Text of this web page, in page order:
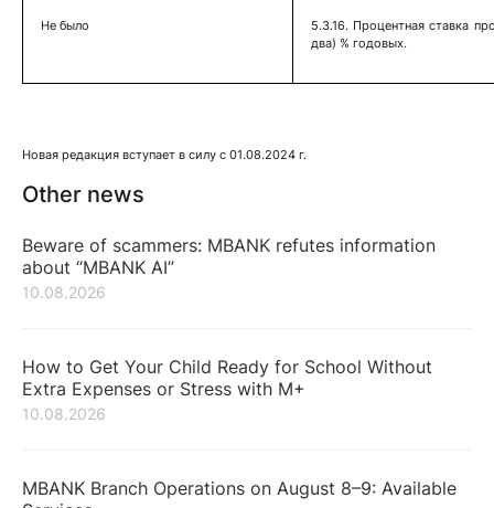
Не было
5.3.16. Процентная ставка
два) % годовых.
Новая редакция вступает в силу с 01.08.2024 г.
Other news
Beware of scammers: MBANK refutes information
about “MBANK AI”
10.08.2026
How to Get Your Child Ready for School Without
Extra Expenses or Stress with M+
10.08.2026
MBANK Branch Operations on August 8–9: Available